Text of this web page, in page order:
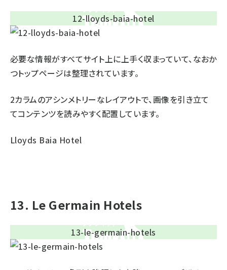
必要な情報がすべてサイト上に上手く収まっていて、なおか
つトップページは整理されています。
2カラムのアシンメトリーなレイアウトで、画像を引き立て
てコンテンツを読みやすく配置しています。
Lloyds Baia Hotel
13. Le Germain Hotels